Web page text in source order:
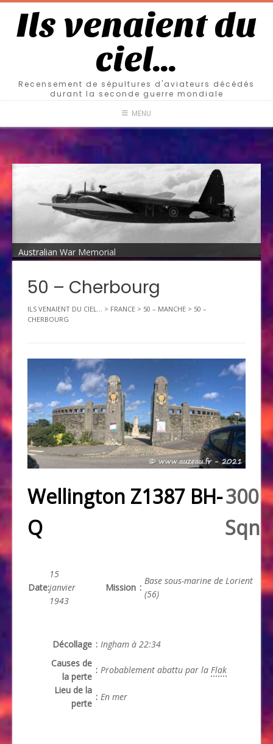
Ils venaient du
ciel…
Recensement de sépultures d'aviateurs décédés
durant la seconde guerre mondiale
MENU
Australian War Memorial
50 – Cherbourg
ILS VENAIENT DU CIEL... > FRANCE > 50 – MANCHE > 50 –
CHERBOURG
Wellington Z1387 BH-
Q
300
Sqn
Date:
15
janvier
1943
Mission :
Base sous-marine de Lorient
(56)
Décollage : Ingham à 22:34
Causes de
la perte
: Probablement abattu par la Flak
Lieu de la
perte
: En mer